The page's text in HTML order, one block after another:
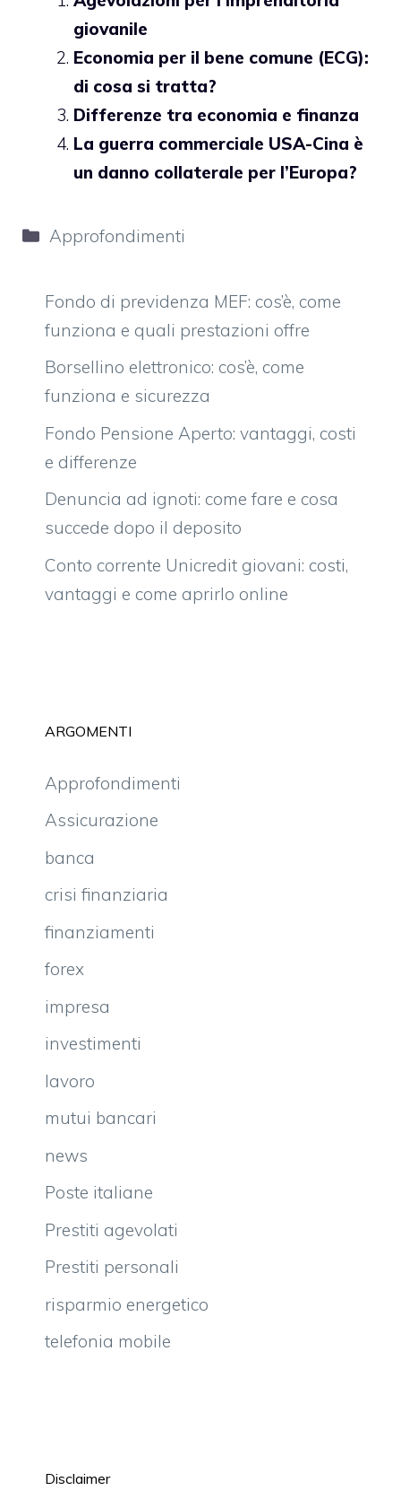
giovanile
Economia per il bene comune (ECG):
di cosa si tratta?
Differenze tra economia e finanza
La guerra commerciale USA-Cina è
un danno collaterale per l’Europa?
Categorie
Approfondimenti
Fondo di previdenza MEF: cos’è, come
funziona e quali prestazioni offre
Borsellino elettronico: cos’è, come
funziona e sicurezza
Fondo Pensione Aperto: vantaggi, costi
e differenze
Denuncia ad ignoti: come fare e cosa
succede dopo il deposito
Conto corrente Unicredit giovani: costi,
vantaggi e come aprirlo online
ARGOMENTI
Approfondimenti
Assicurazione
banca
crisi finanziaria
finanziamenti
forex
impresa
investimenti
lavoro
mutui bancari
news
Poste italiane
Prestiti agevolati
Prestiti personali
risparmio energetico
telefonia mobile
Disclaimer